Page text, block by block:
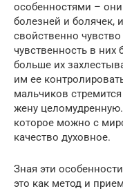
особенностями – они
болезней и болячек,
свойственно
чувственность в них
больше их
им ее
мальчиков
жену целомудренную.
которое можно с
качество духовное.
Зная эти
это как метод и